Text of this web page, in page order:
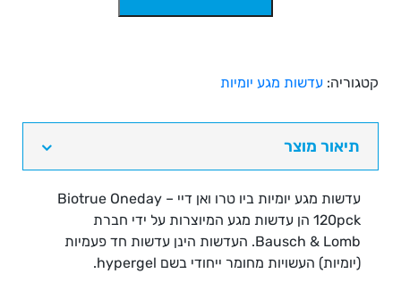
ביו
וואן
-
ONEday
120pck
קטגוריה: עדשות מגע יומיות
תיאור מוצר
עדשות מגע יומיות ביו טרו ואן דיי – Biotrue Oneday
120pck הן עדשות מגע המיוצרות על ידי חברת
Bausch & Lomb. העדשות הינן עדשות חד פעמיות
(יומיות) העשויות מחומר ייחודי בשם hypergel.